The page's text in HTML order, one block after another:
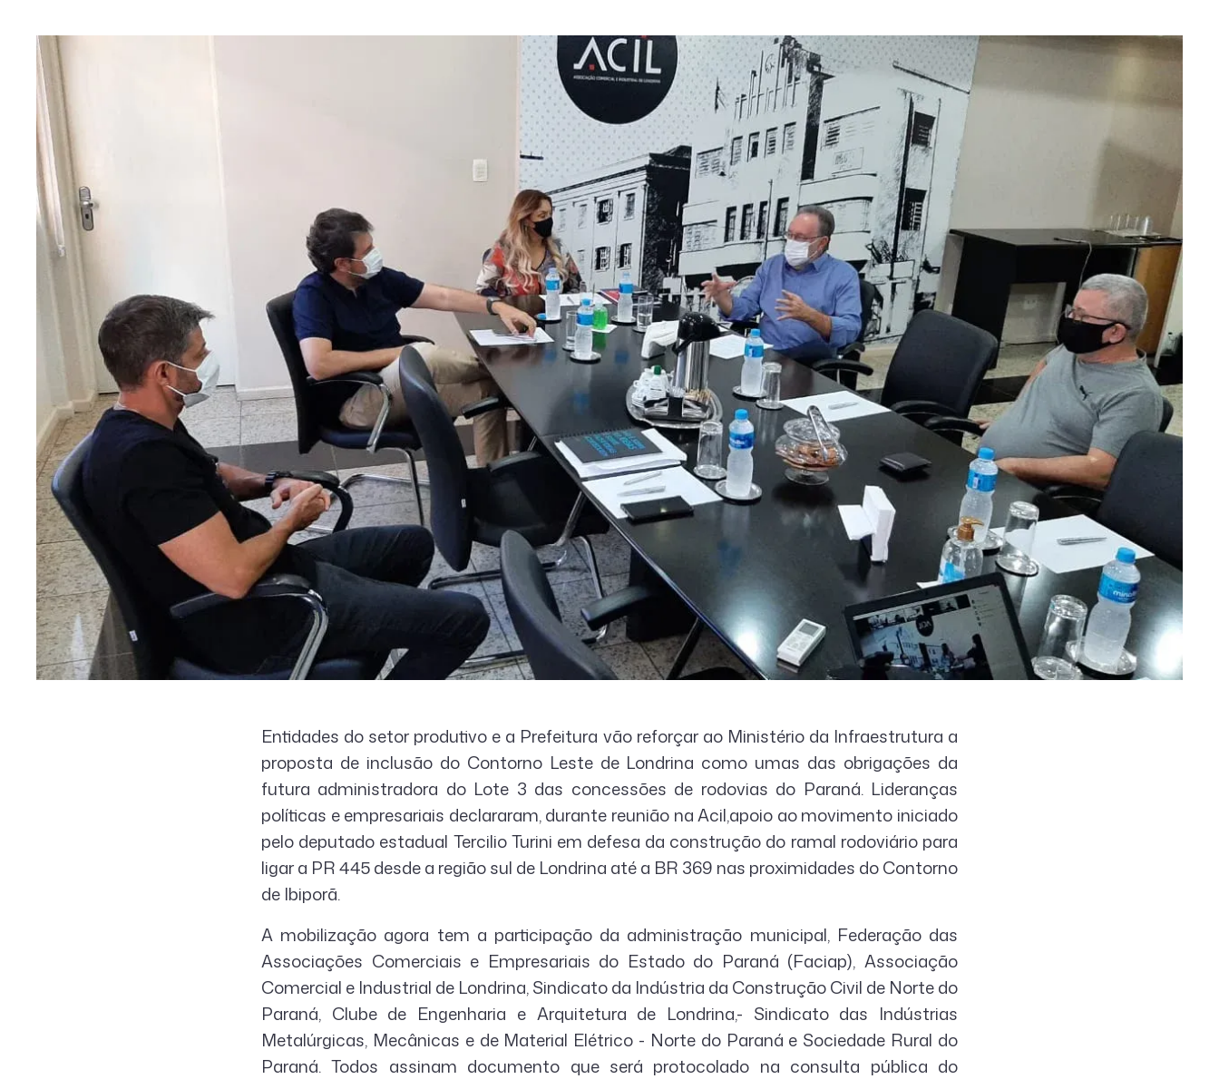
Entidades do setor produtivo e a Prefeitura vão reforçar ao Ministério da Infraestrutura a
proposta de inclusão do Contorno Leste de Londrina como umas das obrigações da
futura administradora do Lote 3 das concessões de rodovias do Paraná. Lideranças
políticas e empresariais declararam, durante reunião na Acil,apoio ao movimento iniciado
pelo deputado estadual Tercilio Turini em defesa da construção do ramal rodoviário para
ligar a PR 445 desde a região sul de Londrina até a BR 369 nas proximidades do Contorno
de Ibiporã.
A mobilização agora tem a participação da administração municipal, Federação das
Associações Comerciais e Empresariais do Estado do Paraná (Faciap), Associação
Comercial e Industrial de Londrina, Sindicato da Indústria da Construção Civil de Norte do
Paraná, Clube de Engenharia e Arquitetura de Londrina,- Sindicato das Indústrias
Metalúrgicas, Mecânicas e de Material Elétrico - Norte do Paraná e Sociedade Rural do
Paraná. Todos assinam documento que será protocolado na consulta pública do